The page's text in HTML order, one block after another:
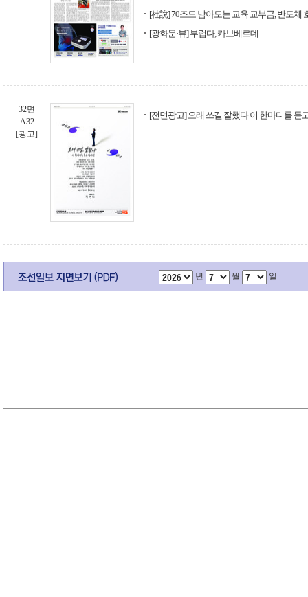
[社說] 70조도 남아도는 교육 교부금, 반도체
[광화문·뷰] 부럽다, 카보베르데
32면
A32
[광고]
[전면광고] 오래 쓰길 잘했다 이 한마디를 듣
년 월 일